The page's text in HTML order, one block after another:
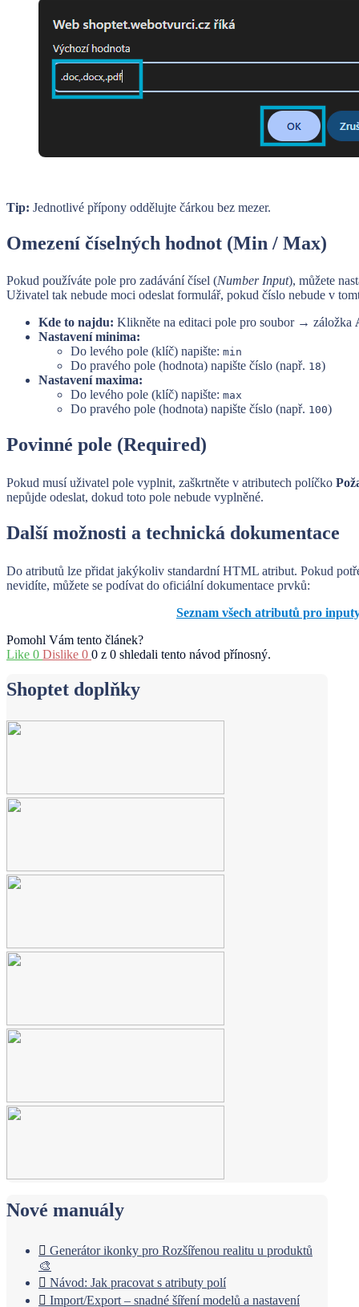
Tip: Jednotlivé přípony oddělujte čárkou bez mezer.
Omezení číselných hodnot (Min / Max)
Pokud používáte pole pro zadávání čísel (Number Input), můžete
Uživatel tak nebude moci odeslat formulář, pokud číslo nebude v
Kde to najdu: Klikněte na editaci pole pro soubor → záložka
Nastavení minima:
Do levého pole (klíč) napište: min
Do pravého pole (hodnota) napište číslo (např. 18)
Nastavení maxima:
Do levého pole (klíč) napište: max
Do pravého pole (hodnota) napište číslo (např. 100)
Povinné pole (Required)
Pokud musí uživatel pole vyplnit, zaškrtněte v atributech políčko
nepůjde odeslat, dokud toto pole nebude vyplněné.
Další možnosti a technická dokumentace
Do atributů lze přidat jakýkoliv standardní HTML atribut. Pokud
nevidíte, můžete se podívat do oficiální dokumentace prvků:
Seznam všech atributů pro
Pomohl Vám tento článek?
Like 0 Dislike 0 0 z 0 shledali tento návod přínosný.
Shoptet doplňky
Nové manuály
Generátor ikonky pro Rozšířenou realitu u produktů
🎨
Návod: Jak pracovat s atributy polí
Import/Export – snadné šíření modelů a nastavení